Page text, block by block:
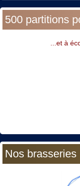
500 partitions
...et à
Nos brasseries